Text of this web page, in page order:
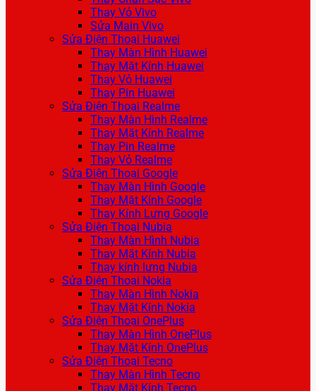
Thay Vỏ Vivo
Sửa Main Vivo
Sửa Điện Thoại Huawei
Thay Màn Hình Huawei
Thay Mặt Kính Huawei
Thay Vỏ Huawei
Thay Pin Huawei
Sửa Điện Thoại Realme
Thay Màn Hình Realme
Thay Mặt Kính Realme
Thay Pin Realme
Thay Vỏ Realme
Sửa Điện Thoại Google
Thay Màn Hình Google
Thay Mặt Kính Google
Thay Kính Lưng Google
Sửa Điện Thoại Nubia
Thay Màn Hình Nubia
Thay Mặt Kính Nubia
Thay kính lưng Nubia
Sửa Điện Thoại Nokia
Thay Màn Hình Nokia
Thay Mặt Kính Nokia
Sửa Điện Thoại OnePlus
Thay Màn Hình OnePlus
Thay Mặt Kính OnePlus
Sửa Điện Thoại Tecno
Thay Màn Hình Tecno
Thay Mặt Kính Tecno